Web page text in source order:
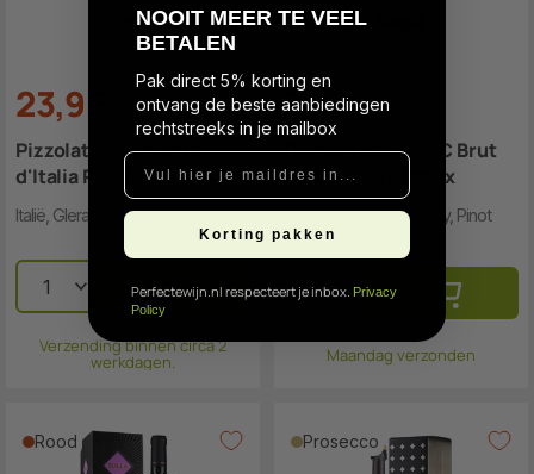
23,9
Pizzolato Spumante
d'Italia Rosé MAGNUM
Italië, Glera, Raboso
Verzending binnen circa 2
werkdagen.
31,49
Graham Beck MCC Brut
Magnum in giftbox
Zuid-Afrika, Chardonnay, Pinot
Noir
Maandag verzonden
Rood Prosecco
NOOIT MEER TE VEEL
BETALEN
Pak direct 5% korting en
ontvang de beste aanbiedingen
rechtstreeks in je mailbox
Vul hier je maildres in...
Korting pakken
Perfectewijn.nl respecteert je inbox. Privacy
Policy